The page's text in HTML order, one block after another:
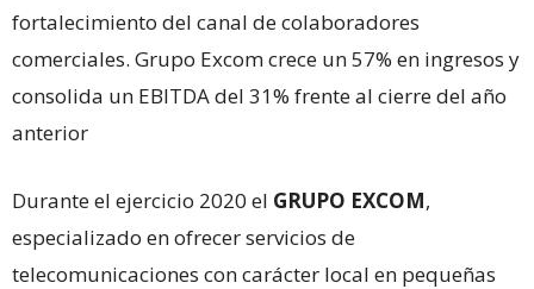
fortalecimiento del canal de colaboradores
comerciales. Grupo Excom crece un 57% en ingresos y
consolida un EBITDA del 31% frente al cierre del año
anterior
Durante el ejercicio 2020 el GRUPO EXCOM,
especializado en ofrecer servicios de
telecomunicaciones con carácter local en pequeñas